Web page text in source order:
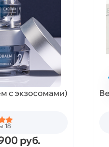
с экзосомами)
18
руб.